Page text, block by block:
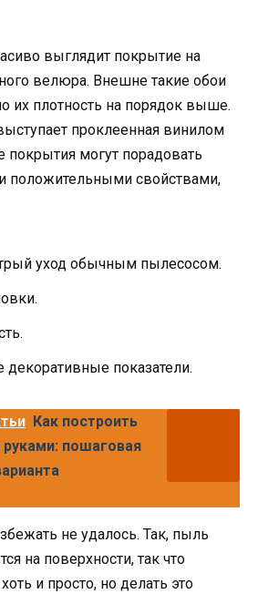
выглядит покрытие на
велюра. Внешне такие обои
их плотность на порядок выше.
проклеенная винилом
могут порадовать
положительными свойствами,
уход обычным пылесосом.
декоративные показатели.
Как построить
пошаговая
не удалось. Так, пыль
на поверхности, так что
и просто, но делать это